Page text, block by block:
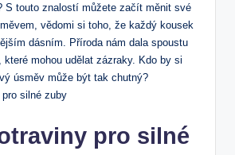
S touto znalostí můžete začít měnit‌ své
vědomi si toho,⁢ že každý kousek
dásním. Příroda nám dala spoustu
mohou udělat zázraky. Kdo by si
úsměv může být tak chutný?
pro silné